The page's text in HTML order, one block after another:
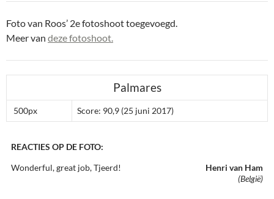
Foto van Roos’ 2e fotoshoot toegevoegd.
Meer van deze fotoshoot.
Palmares
500px Score: 90,9 (25 juni 2017)
REACTIES OP DE FOTO:
Wonderful, great job, Tjeerd!
Henri van Ham
(België)